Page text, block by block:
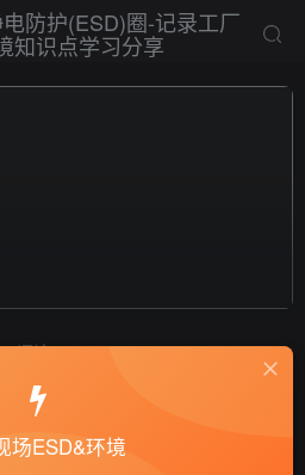
评论
区域为什么要接地？
静电技术
场ESD&环境